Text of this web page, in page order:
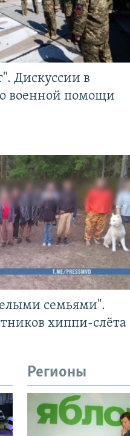
Дискуссии в
военной помощи
семьями".
хиппи-слёта
Регионы